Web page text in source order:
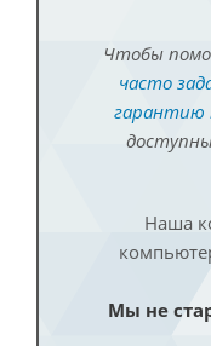
Чтобы
часто
гарантию
Наша
Мы не